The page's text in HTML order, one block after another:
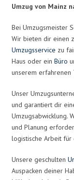
Umzug von Mainz
Bei Umzugsmeister
Wir bieten dir einen
Umzugsservice zu
Haus oder ein Büro
unserem erfahrenen
Unser
und garantiert dir
Umzugsabwicklung.
und Planung
logistische Arbeit für
Unsere geschulten
Auspacken deiner